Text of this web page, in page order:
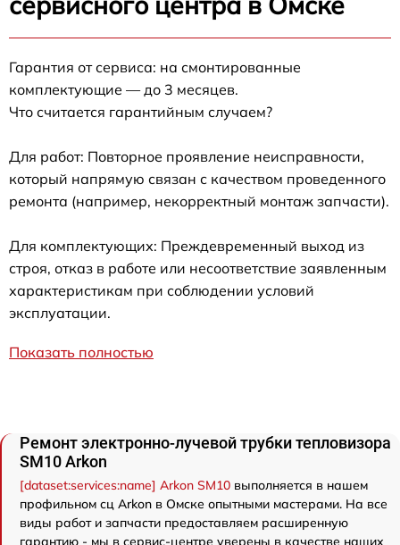
Гарантия от сервиса: на смонтированные
комплектующие — до 3 месяцев.
Что считается гарантийным случаем?
Для работ: Повторное проявление неисправности,
который напрямую связан с качеством проведенного
ремонта (например, некорректный монтаж запчасти).
Для комплектующих: Преждевременный выход из
строя, отказ в работе или несоответствие заявленным
характеристикам при соблюдении условий
эксплуатации.
Показать полностью
Ремонт электронно-лучевой трубки тепловизора
SM10 Arkon
[dataset:services:name] Arkon SM10 выполняется в нашем
профильном сц Arkon в Омске опытными мастерами. На все
виды работ и запчасти предоставляем расширенную
гарантию - мы в сервис-центре уверены в качестве наших